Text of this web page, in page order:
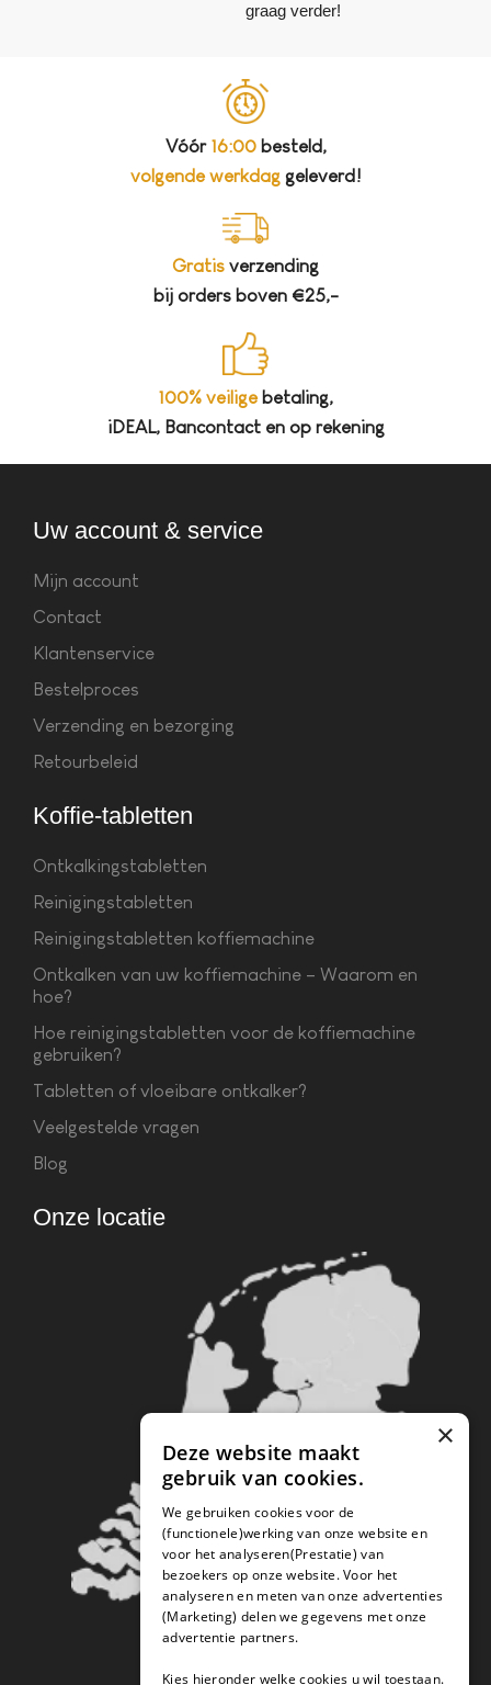
graag verder!
Vóór 16:00besteld,
volgende werkdaggeleverd!
Gratis verzending
bij orders boven €25,-
100% veiligebetaling,
iDEAL, Bancontact en op rekening
Uw account & service
Mijn account
Contact
Klantenservice
Bestelproces
Verzending en bezorging
Retourbeleid
Koffie-tabletten
Ontkalkingstabletten
Reinigingstabletten
Reinigingstabletten koffiemachine
Ontkalken van uw koffiemachine – Waarom en
hoe?
Hoe reinigingstabletten voor de koffiemachine
gebruiken?
Tabletten of vloeibare ontkalker?
Veelgestelde vragen
Blog
Onze locatie
×
Deze website maakt
gebruik van cookies.
We gebruiken cookies voor de
(functionele)werking van onze website en
voor het analyseren(Prestatie) van
bezoekers op onze website. Voor het
analyseren en meten van onze advertenties
(Marketing) delen we gegevens met onze
advertentie partners.
Kies hieronder welke cookies u wil toestaan.